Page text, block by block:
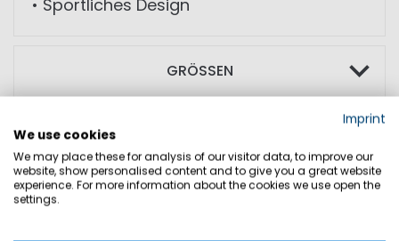
• Sportliches Design
GRÖSSEN
Imprint
We use cookies
We may place these for analysis of our visitor data, to improve our
website, show personalised content and to give you a great website
experience. For more information about the cookies we use open the
settings.